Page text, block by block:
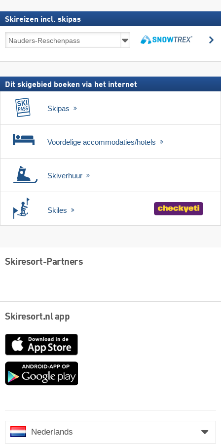
Skireizen incl. skipas
incl.
Dit skigebied boeken via het internet
Skipas
Voordelige accommodaties/hotels
Skiverhuur
Skiles
Skiresort-Partners
Skiresort.nl app
App
Google
Nederlands